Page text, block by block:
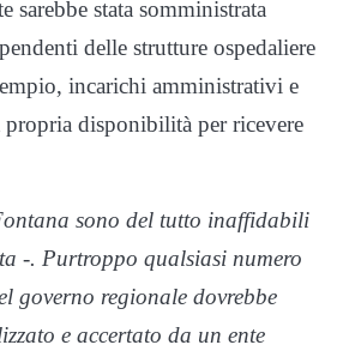
sarebbe stata somministrata
delle strutture ospedaliere
incarichi amministrativi e
propria disponibilità per ricevere
sono del tutto inaffidabili
-. Purtroppo qualsiasi numero
governo regionale dovrebbe
e accertato da un ente